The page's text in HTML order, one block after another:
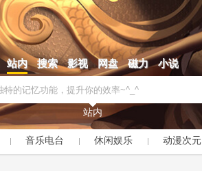
站内 搜索 影视 网盘 磁力 小说
站内
音乐电台 休闲娱乐 动漫次元